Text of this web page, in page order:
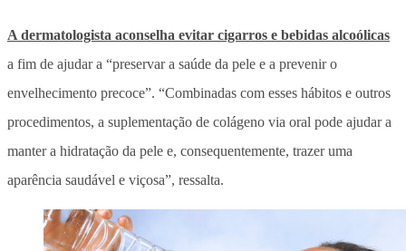
A dermatologista aconselha evitar cigarros e bebidas alcoólicas
a fim de ajudar a “preservar a saúde da pele e a prevenir o
envelhecimento precoce”. “Combinadas com esses hábitos e outros
procedimentos, a suplementação de colágeno via oral pode ajudar a
manter a hidratação da pele e, consequentemente, trazer uma
aparência saudável e viçosa”, ressalta.